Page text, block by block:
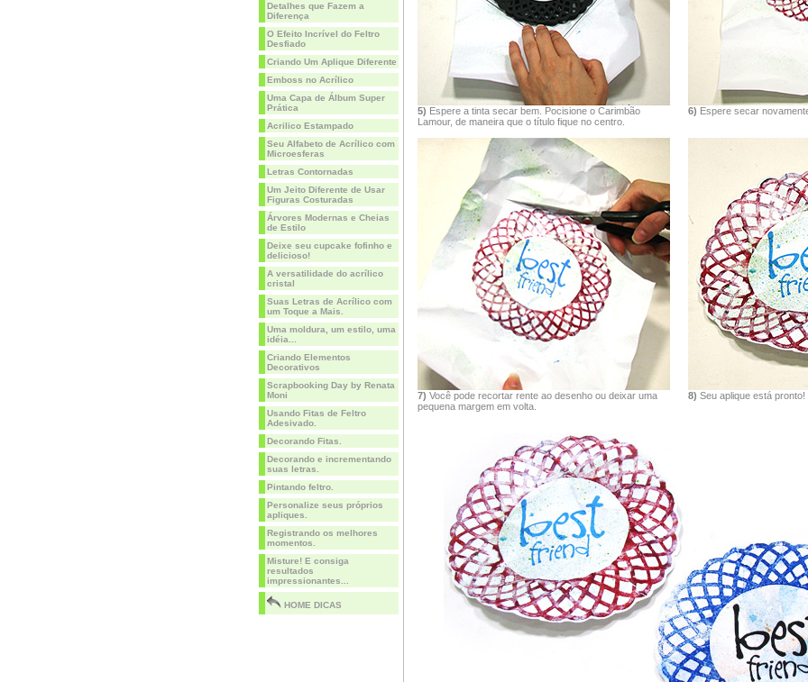
Detalhes que Fazem a
Diferença
O Efeito Incrível do Feltro
Desfiado
Criando Um Aplique Diferente
Emboss no Acrílico
Uma Capa de Álbum Super
Prática
Acrilico Estampado
Seu Alfabeto de Acrílico com
Microesferas
Letras Contornadas
Um Jeito Diferente de Usar
Figuras Costuradas
Árvores Modernas e Cheias
de Estilo
Deixe seu cupcake fofinho e
delicioso!
A versatilidade do acrílico
cristal
Suas Letras de Acrílico com
um Toque a Mais.
Uma moldura, um estilo, uma
idéia...
Criando Elementos
Decorativos
Scrapbooking Day by Renata
Moni
Usando Fitas de Feltro
Adesivado.
Decorando Fitas.
Decorando e incrementando
suas letras.
Pintando feltro.
Personalize seus próprios
apliques.
Registrando os melhores
momentos.
Misture! E consiga
resultados
impressionantes...
HOME DICAS
5) Espere a tinta secar bem. Pocisione o Carimbão
Lamour, de maneira que o título fique no centro.
6) Espere secar
7) Você pode recortar rente ao desenho ou deixar uma
pequena margem em volta.
8) Seu aplique está pronto!